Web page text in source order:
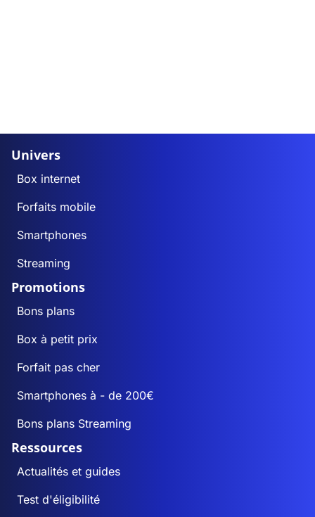
Univers
Box internet
Forfaits mobile
Smartphones
Streaming
Promotions
Bons plans
Box à petit prix
Forfait pas cher
Smartphones à - de 200€
Bons plans Streaming
Ressources
Actualités et guides
Test d'éligibilité